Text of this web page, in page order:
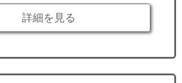
詳細を見る